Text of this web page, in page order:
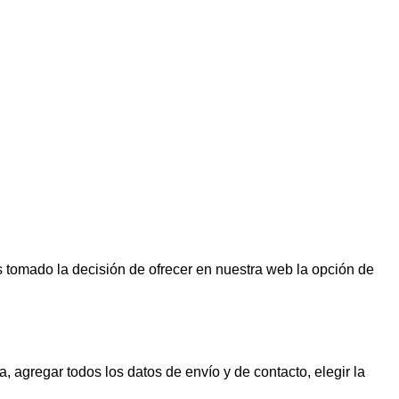
la decisión de ofrecer en nuestra web la opción de
agregar todos los datos de envío y de contacto, elegir la